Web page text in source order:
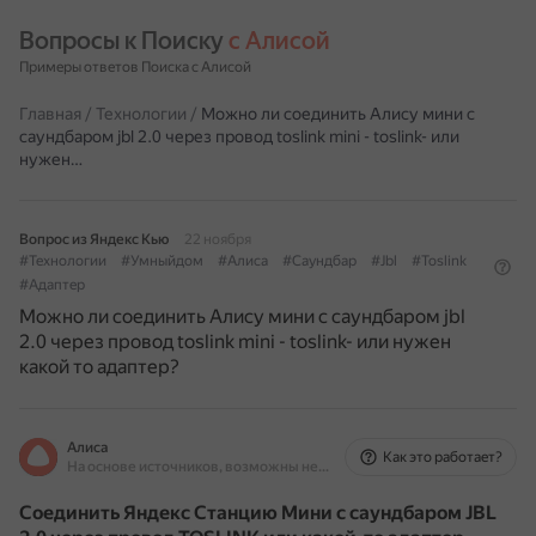
Вопросы к Поиску с Алисой
Примеры ответов Поиска с Алисой
Главная / Технологии / Можно ли соединить Алису мини с
саундбаром jbl 2.0 через провод toslink mini - toslink- или
нужен…
Вопрос из Яндекс Кью
22 ноября
#Технологии
#Умныйдом #Алиса #Саундбар #Jbl
#Toslink
#Адаптер
Можно ли соединить Алису мини с саундбаром jbl
2.0 через провод toslink mini - toslink- или нужен
какой то адаптер?
Алиса
На основе источников, возможны неточности
Как это работает?
Соединить Яндекс Станцию Мини с саундбаром JBL